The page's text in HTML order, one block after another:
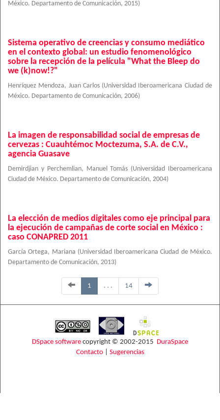
México. Departamento de Comunicación, 2015)
Sistema operativo de creencias y consumo mediático
en el contexto global: un estudio fenomenológico
sobre la recepción de la película "What the Bleep do
we (k)now!?"
Henríquez Mendoza, Juan Carlos (Universidad Iberoamericana Ciudad de
México. Departamento de Comunicación, 2006)
La imagen de responsabilidad social de empresas de
cervezas : Cuauhtémoc Moctezuma, S.A. de C.V.,
agencia Guasave
Demirdjian y Perchemlian, Manuel Tomás (Universidad Iberoamericana
Ciudad de México. Departamento de Comunicación, 2004)
La elección de medios digitales como eje principal para
la ejecución de campañas de corte social en México :
caso CONAPRED 2011
García Ortega, Mariana (Universidad Iberoamericana Ciudad de México.
Departamento de Comunicación, 2013)
1 . . . 14
DSpace software copyright © 2002-2015 DuraSpace
Contacto| Sugerencias